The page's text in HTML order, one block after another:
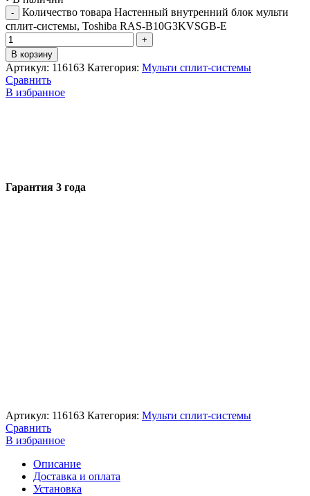
Количество товара Настенный внутренний блок мульти
сплит-системы, Toshiba RAS-B10G3KVSGB-E
В корзину
Артикул: 116163 Категория: Мульти сплит-системы
Сравнить
В избранное
Гарантия 3 года
Артикул: 116163 Категория: Мульти сплит-системы
Сравнить
В избранное
Описание
Доставка и оплата
Установка